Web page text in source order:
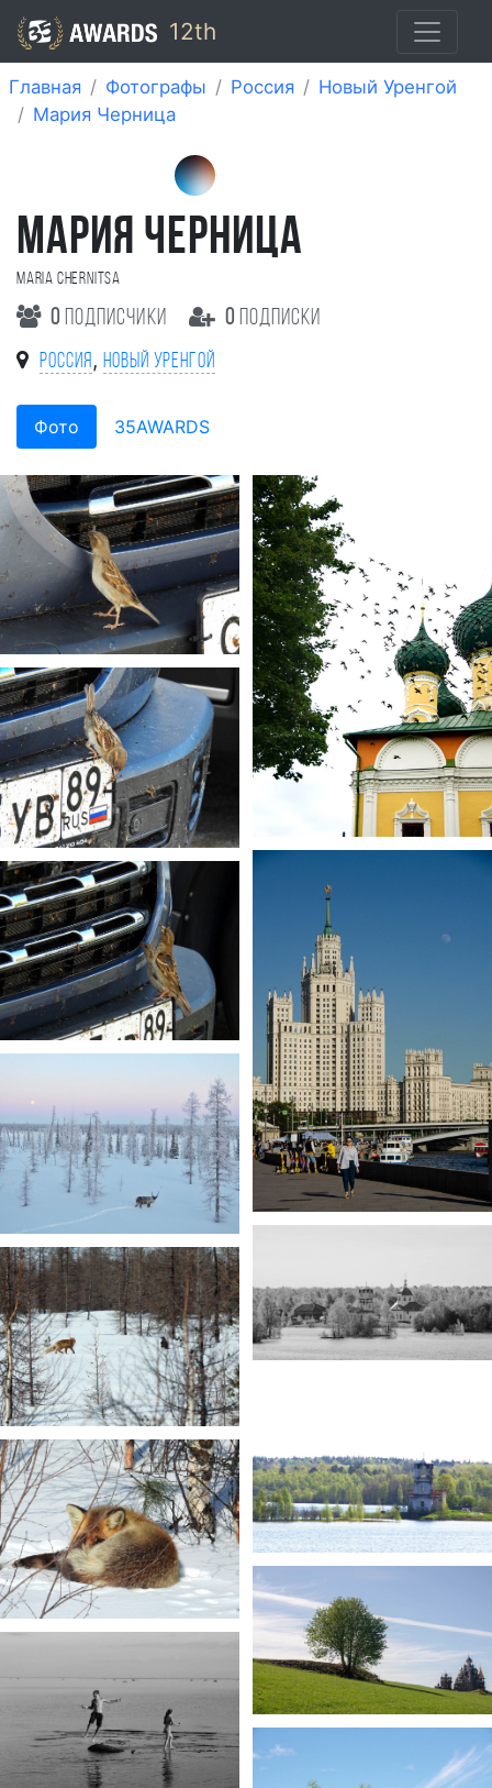
12th
Главная Фотографы Россия
Новый Уренгой
Мария Черница
МАРИЯ ЧЕРНИЦА
Maria Chernitsa
0 подписчики 0 подписки
Россия , Новый Уренгой
Фото 35AWARDS